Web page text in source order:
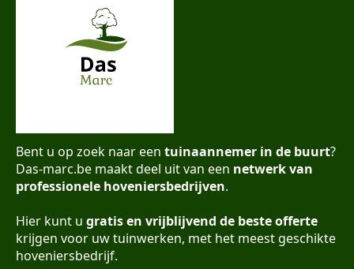
Bent u op zoek naar een tuinaannemer in de buurt?
Das-marc.be maakt deel uit van een netwerk van
professionele hoveniersbedrijven.
Hier kunt u gratis en vrijblijvend de beste offerte
krijgen voor uw tuinwerken, met het meest geschikte
hoveniersbedrijf.